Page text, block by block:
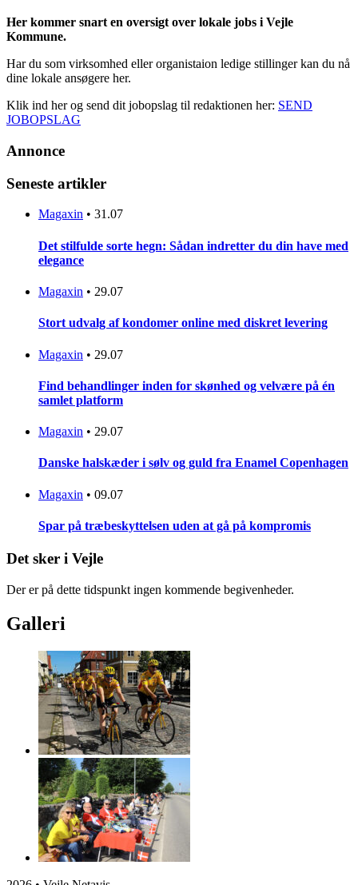
Her kommer snart en oversigt over lokale jobs i Vejle
Kommune.
Har du som virksomhed eller organistaion ledige stillinger kan du nå
dine lokale ansøgere her.
Klik ind her og send dit jobopslag til redaktionen her: SEND
JOBOPSLAG
Annonce
Seneste artikler
Magaxin • 31.07
Det stilfulde sorte hegn: Sådan indretter du din have med
elegance
Magaxin • 29.07
Stort udvalg af kondomer online med diskret levering
Magaxin • 29.07
Find behandlinger inden for skønhed og velvære på én
samlet platform
Magaxin • 29.07
Danske halskæder i sølv og guld fra Enamel Copenhagen
Magaxin • 09.07
Spar på træbeskyttelsen uden at gå på kompromis
Det sker i Vejle
Der er på dette tidspunkt ingen kommende begivenheder.
Galleri